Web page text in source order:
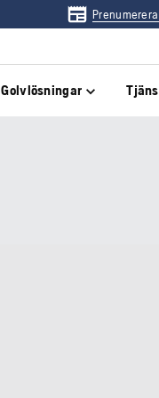
Golvlösningar